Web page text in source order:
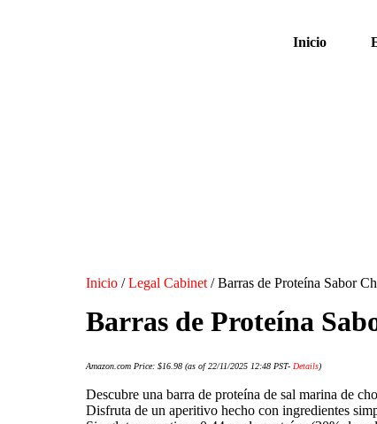
Inicio
Inicio /Legal Cabinet / Barras de Proteína Sabor
Barras de Proteína
Amazon.com Price: $16.98 (as of 22/11/2025 12:48 PST- Details)
Descubre una barra de proteína de sal marina de
Disfruta de un aperitivo hecho con ingredientes